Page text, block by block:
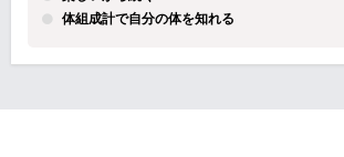
体組成計で自分の体を知れる